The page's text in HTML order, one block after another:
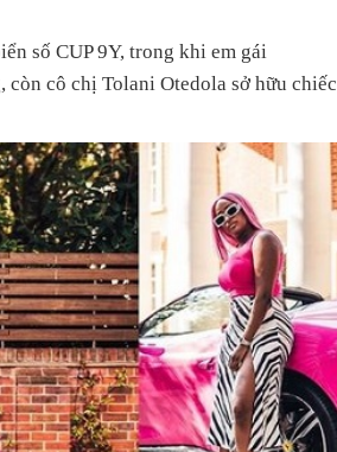
số CUP 9Y, trong khi em gái
còn cô chị Tolani Otedola sở hữu chiếc